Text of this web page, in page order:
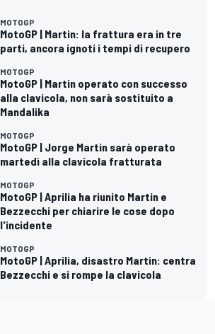
MOTOGP
MotoGP | Martin: la frattura era in tre
parti, ancora ignoti i tempi di recupero
MOTOGP
MotoGP | Martin operato con successo
alla clavicola, non sarà sostituito a
Mandalika
MOTOGP
MotoGP | Jorge Martin sarà operato
martedì alla clavicola fratturata
MOTOGP
MotoGP | Aprilia ha riunito Martin e
Bezzecchi per chiarire le cose dopo
l'incidente
MOTOGP
MotoGP | Aprilia, disastro Martin: centra
Bezzecchi e si rompe la clavicola